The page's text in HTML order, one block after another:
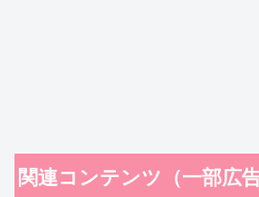
関連コンテンツ（一部広